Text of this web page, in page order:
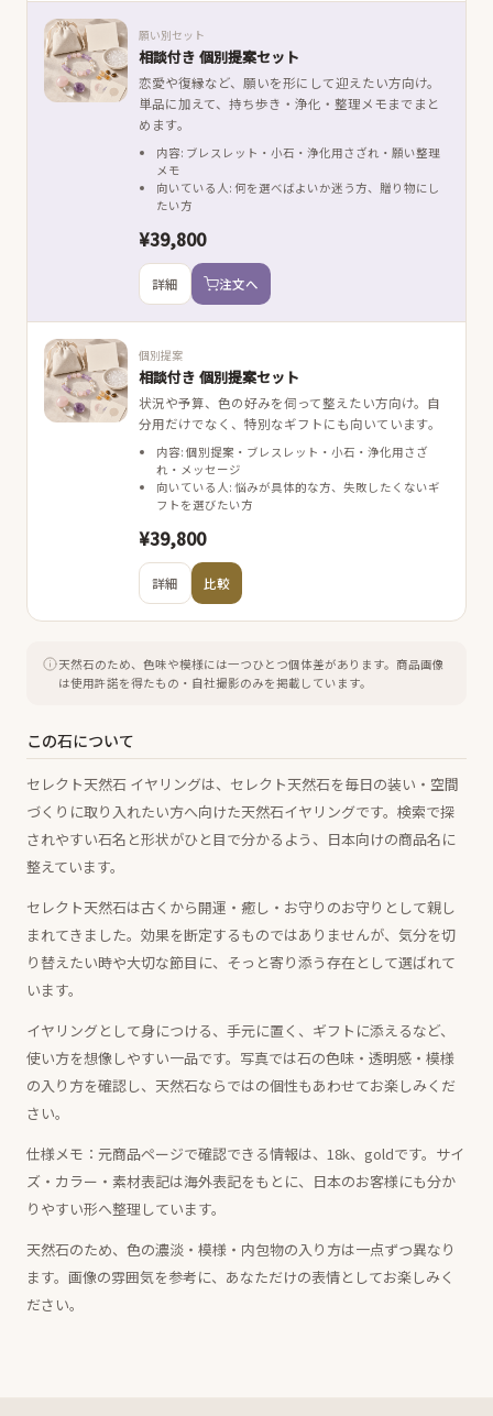
願い別セット
相談付き 個別提案セット
恋愛や復縁など、願いを形にして迎えたい方向け。
単品に加えて、持ち歩き・浄化・整理メモまでまと
めます。
内容: ブレスレット・小石・浄化用さざれ・願い整理
メモ
向いている人: 何を選べばよいか迷う方、贈り物にし
たい方
¥39,800
詳細 注文へ
個別提案
相談付き 個別提案セット
状況や予算、色の好みを伺って整えたい方向け。自
分用だけでなく、特別なギフトにも向いています。
内容: 個別提案・ブレスレット・小石・浄化用さざ
れ・メッセージ
向いている人: 悩みが具体的な方、失敗したくないギ
フトを選びたい方
¥39,800
詳細 比較
天然石のため、色味や模様には一つひとつ個体差があります。 商品画像
は使用許諾を得たもの・自社撮影のみを掲載しています。
この石について
セレクト天然石 イヤリングは、セレクト天然石を毎日の装い・空間
づくりに取り入れたい方へ向けた天然石イヤリングです。検索で探
されやすい石名と形状がひと目で分かるよう、日本向けの商品名に
整えています。
セレクト天然石は古くから開運・癒し・お守りのお守りとして親し
まれてきました。効果を断定するものではありませんが、気分を切
り替えたい時や大切な節目に、そっと寄り添う存在として選ばれて
います。
イヤリングとして身につける、手元に置く、ギフトに添えるなど、
使い方を想像しやすい一品です。写真では石の色味・透明感・模様
の入り方を確認し、天然石ならではの個性もあわせてお楽しみくだ
さい。
仕様メモ：元商品ページで確認できる情報は、18k、goldです。サイ
ズ・カラー・素材表記は海外表記をもとに、日本のお客様にも分か
りやすい形へ整理しています。
天然石のため、色の濃淡・模様・内包物の入り方は一点ずつ異なり
ます。画像の雰囲気を参考に、あなただけの表情としてお楽しみく
ださい。